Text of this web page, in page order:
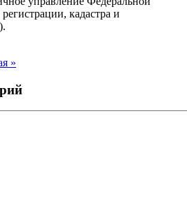
кадастра и
»